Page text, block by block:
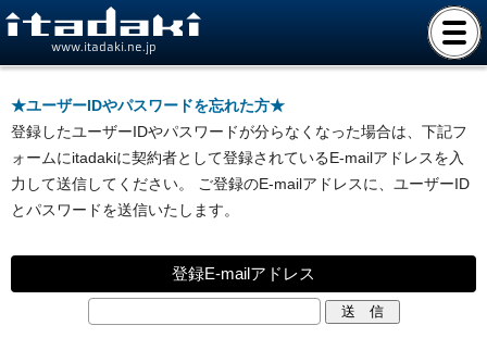
www.itadaki.ne.jp
★ユーザーIDやパスワードを忘れた方★
登録したユーザーIDやパスワードが分らなくなった場合は、下記フ
ォームにitadakiに契約者として登録されているE-mailアドレスを入
力して送信してください。 ご登録のE-mailアドレスに、ユーザーID
とパスワードを送信いたします。
登録E-mailアドレス